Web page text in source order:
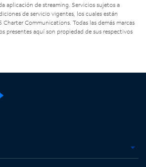
aplicación de streaming. Servicios sujetos a
de servicio vigentes, los cuales están
Communications. Todas las demás marcas
presentes aquí son propiedad de sus respectivos